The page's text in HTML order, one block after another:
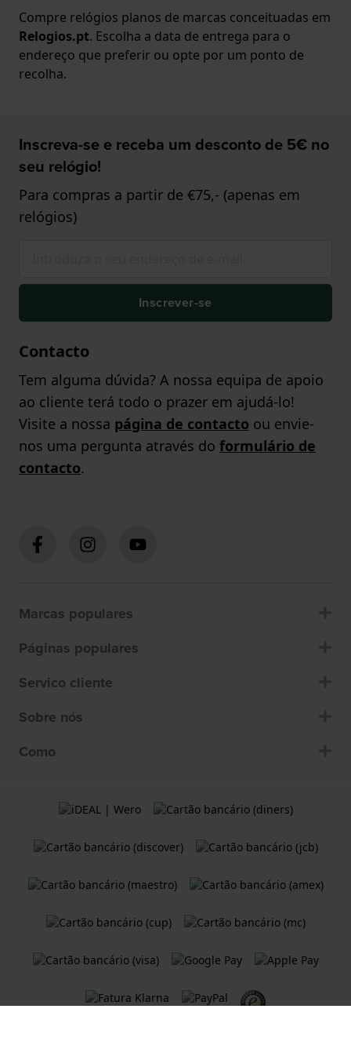
Compre relógios planos de marcas conceituadas em
Relogios.pt. Escolha a data de entrega para o
endereço que preferir ou opte por um ponto de
recolha.
Inscreva-se e receba um desconto de 5€ no
seu relógio!
Para compras a partir de €75,- (apenas em
relógios)
Inscrever-se
Contacto
Tem alguma dúvida? A nossa equipa de apoio
ao cliente terá todo o prazer em ajudá-lo!
Visite a nossa página de contacto ou envie-
nos uma pergunta através do formulário de
contacto.
Marcas populares
Páginas populares
Servico cliente
Sobre nós
Como